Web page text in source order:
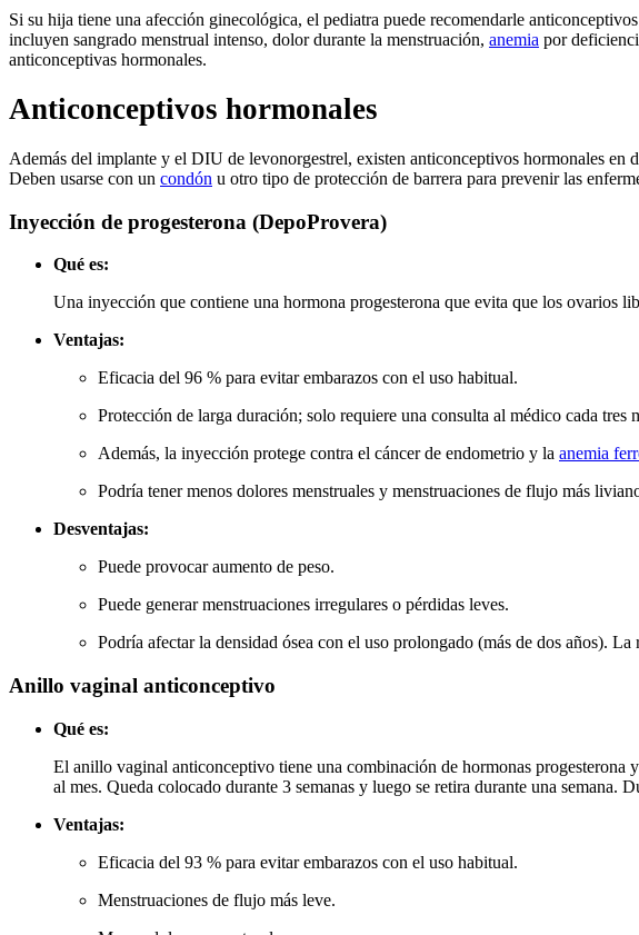
Si su hija tiene una afección ginecológica, el pediatra puede recomendarle
incluyen sangrado menstrual intenso, dolor durante la menstruación, anemia por
anticonceptivas hormonales.
Anticonceptivos hormonales
Además del implante y el DIU de levonorgestrel, existen anticonceptivos hormonales
Deben usarse con un condón u otro tipo de protección de barrera para prevenir las
Inyección de progesterona (DepoProvera)
Qué es:
Una inyección que contiene una hormona progesterona que evita que los ovarios
Ventajas:
Eficacia del 96 % para evitar embarazos con el uso habitual.
Protección de larga duración; solo requiere una consulta al médico cada tres
Además, la inyección protege contra el cáncer de endometrio y la anemia
Podría tener menos dolores menstruales y menstruaciones de flujo más
Desventajas:
Puede provocar aumento de peso.
Puede generar menstruaciones irregulares o pérdidas leves.
Podría afectar la densidad ósea con el uso prolongado (más de dos años).
Anillo vaginal anticonceptivo
Qué es:
El anillo vaginal anticonceptivo tiene una combinación de hormonas
al mes. Queda colocado durante 3 semanas y luego se retira durante una semana.
Ventajas:
Eficacia del 93 % para evitar embarazos con el uso habitual.
Menstruaciones de flujo más leve.